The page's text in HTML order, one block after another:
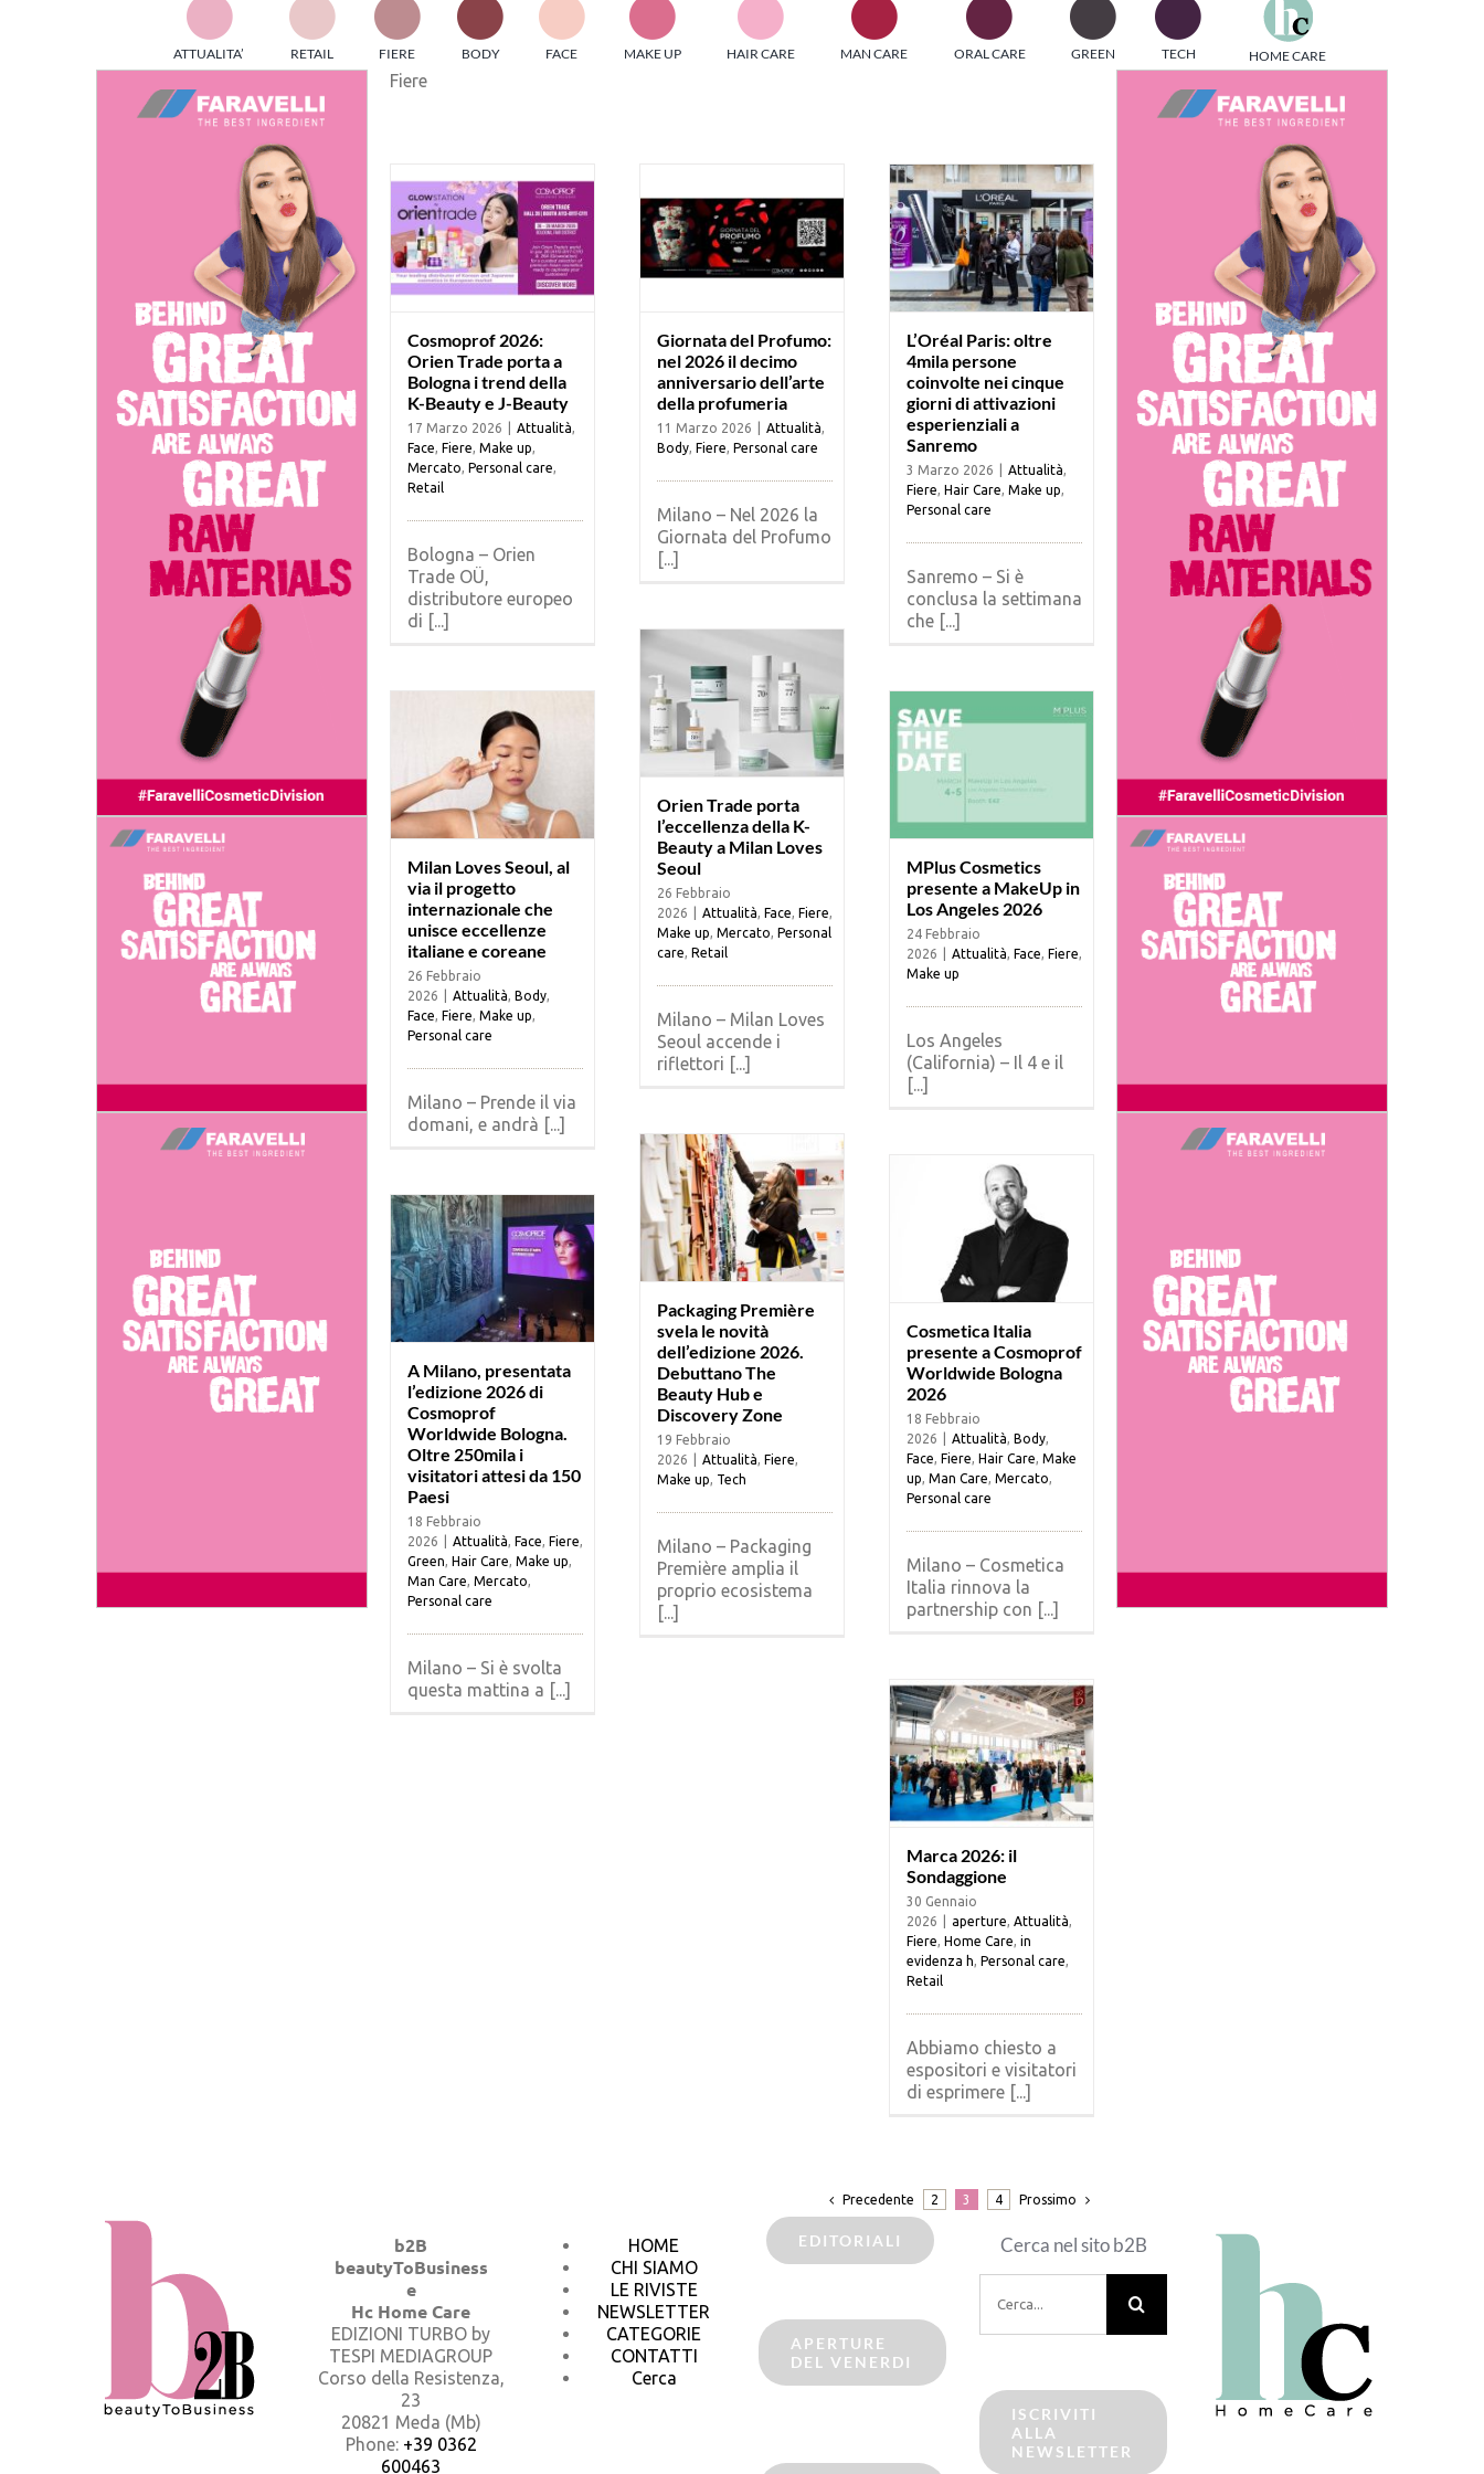
TESPI MEDIAGROUP racchiude un pool di società di comunicazione
Stay tuned!
ATTUALITA’ RETAIL FIERE BODY FACE MAKE UP HAIR CARE MAN CARE ORAL CARE GREEN TECH HOME CARE
Fiere
Cosmoprof 2026:
Orien Trade porta a
Bologna i trend
della K-Beauty e J-
Beauty
Cosmoprof 2026:
Orien Trade porta a
Bologna i trend della
K-Beauty e J-Beauty
17 Marzo 2026 Attualità
Face Fiere Make up
Mercato Personal care
Retail
Bologna – Orien
Trade OÜ,
distributore europeo
di [...]
Profumo: nel 2026
il decimo
anniversario
dell’arte della
Giornata del Profumo:
nel 2026 il decimo
anniversario dell’arte
della profumeria
11 Marzo 2026 Attualità
Body, Fiere Personal care
Milano – Nel 2026 la
Giornata del Profumo
[...]
L’Oréal Paris: oltre
4mila persone
coinvolte nei cinque
giorni di attivazioni
esperienziali a
L’Oréal Paris: oltre
4mila persone
coinvolte nei cinque
giorni di attivazioni
esperienziali a
Sanremo
3 Marzo 2026 Attualità
Fiere Hair Care Make up
Personal care
Sanremo – Si è
conclusa la settimana
che [...]
Loves Seoul
Orien Trade porta
l’eccellenza della K-
Beauty a Milan Loves
Seoul
26 Febbraio
2026
Attualità Face Fiere
Make up Mercato Personal
care Retail
Milano – Milan Loves
Seoul accende i
riflettori [...]
Milan Loves Seoul,
al via il progetto
internazionale che
unisce eccellenze
italiane e coreane
Milan Loves Seoul, al
via il progetto
internazionale che
unisce eccellenze
italiane e coreane
26 Febbraio
2026
Attualità Body,
Face Fiere Make up
Personal care
Milano – Prende il via
domani, e andrà [...]
in Los Angeles
2026
MPlus Cosmetics
presente a MakeUp in
Los Angeles 2026
24 Febbraio
2026
Attualità Face Fiere
Make up
Los Angeles
(California) – Il 4 e il
[...]
Packaging
Première svela le
Discovery Zone
Packaging Première
svela le novità
dell’edizione 2026.
Debuttano The
Beauty Hub e
Discovery Zone
19 Febbraio
2026
Attualità Fiere
Make up
Tech
Milano – Packaging
Première amplia il
proprio ecosistema
[...]
Cosmetica Italia
presente a
Cosmoprof
Cosmetica Italia
presente a Cosmoprof
Worldwide Bologna
2026
18 Febbraio
2026
Attualità Body,
Face Fiere Hair Care Make
up Man Care Mercato
Personal care
Milano – Cosmetica
Italia rinnova la
partnership con [...]
A Milano,
l’edizione 2026 di
Cosmoprof
Worldwide
Bologna. Oltre
250mila i visitatori
attesi da 150 Paesi
A Milano, presentata
l’edizione 2026 di
Cosmoprof
Worldwide Bologna.
Oltre 250mila i
visitatori attesi da 150
Paesi
18 Febbraio
2026
Attualità Face Fiere
Green Hair Care Make up
Man Care Mercato
Personal care
Milano – Si è svolta
questa mattina a [...]
Marca 2026: il
Sondaggione
Marca 2026: il
Sondaggione
30 Gennaio
2026
aperture Attualità
Fiere Home Care in
evidenza h Personal care
Retail
Abbiamo chiesto a
espositori e visitatori
di esprimere [...]
Precedente 2 3 4 Prossimo
b2B
beautyToBusiness
e
Hc Home Care
EDIZIONI TURBO by
TESPI MEDIAGROUP
Corso della Resistenza,
23
20821 Meda (Mb)
Phone: +39 0362
600463
HOME
CHI SIAMO
LE RIVISTE
NEWSLETTER
CATEGORIE
CONTATTI
Cerca
EDITORIALI
APERTURE
DEL VENERDI
Cerca nel sito b2B
per:
ISCRIVITI
ALLA
NEWSLETTER